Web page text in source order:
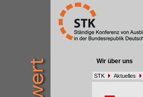
Wir über uns
STK Aktuelles